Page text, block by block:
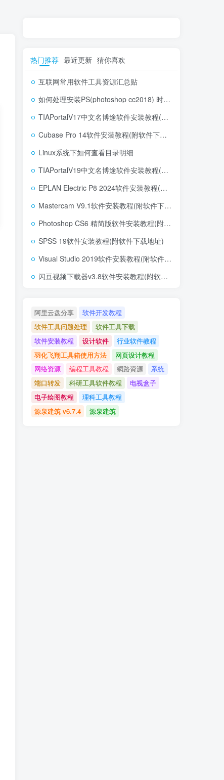
热门推荐 最近更新 猜你喜欢
互联网常用软件工具资源汇总贴
如何处理安装PS(photoshop cc2018) 时，提示系统或者IE浏览器需要升级
TIAPortalV17中文名博途软件安装教程(附软件下载地址)
Cubase Pro 14软件安装教程(附软件下载地址)
Linux系统下如何查看目录明细
TIAPortalV19中文名博途软件安装教程(附软件下载地址)
EPLAN Electric P8 2024软件安装教程(附软件下载地址)
Mastercam V9.1软件安装教程(附软件下载地址)
Photoshop CS6 精简版软件安装教程(附软件下载地址)
SPSS 19软件安装教程(附软件下载地址)
Visual Studio 2019软件安装教程(附软件下载地址)
闪豆视频下载器v3.8软件安装教程(附软件下载地址)
阿里云盘分享
软件开发教程
软件工具问题处理
软件工具下载
软件安装教程
设计软件
行业软件教程
羽化飞翔工具箱使用方法
网页设计教程
网络资源
编程工具教程 網路資源
系统
端口转发
科研工具软件教程
电视盒子
电子绘图教程
理科工具教程
源泉建筑 v6.7.4
源泉建筑